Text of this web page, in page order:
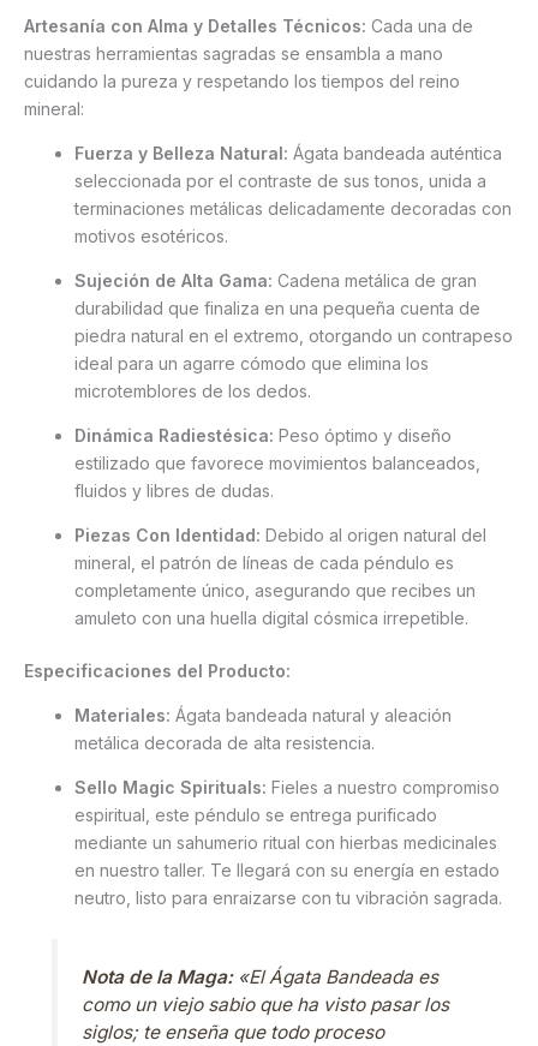
Artesanía con Alma y Detalles Técnicos: Cada una de
nuestras herramientas sagradas se ensambla a mano
cuidando la pureza y respetando los tiempos del reino
mineral:
Fuerza y Belleza Natural: Ágata bandeada auténtica
seleccionada por el contraste de sus tonos, unida a
terminaciones metálicas delicadamente decoradas con
motivos esotéricos.
Sujeción de Alta Gama: Cadena metálica de gran
durabilidad que finaliza en una pequeña cuenta de
piedra natural en el extremo, otorgando un contrapeso
ideal para un agarre cómodo que elimina los
microtemblores de los dedos.
Dinámica Radiestésica: Peso óptimo y diseño
estilizado que favorece movimientos balanceados,
fluidos y libres de dudas.
Piezas Con Identidad: Debido al origen natural del
mineral, el patrón de líneas de cada péndulo es
completamente único, asegurando que recibes un
amuleto con una huella digital cósmica irrepetible.
Especificaciones del Producto:
Materiales: Ágata bandeada natural y aleación
metálica decorada de alta resistencia.
Sello Magic Spirituals: Fieles a nuestro compromiso
espiritual, este péndulo se entrega purificado
mediante un sahumerio ritual con hierbas medicinales
en nuestro taller. Te llegará con su energía en estado
neutro, listo para enraizarse con tu vibración sagrada.
Nota de la Maga: «El Ágata Bandeada es
como un viejo sabio que ha visto pasar los
siglos; te enseña que todo proceso